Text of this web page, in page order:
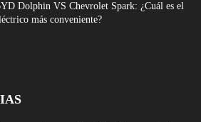
Dolphin VS Chevrolet Spark: ¿Cuál es el
más conveniente?